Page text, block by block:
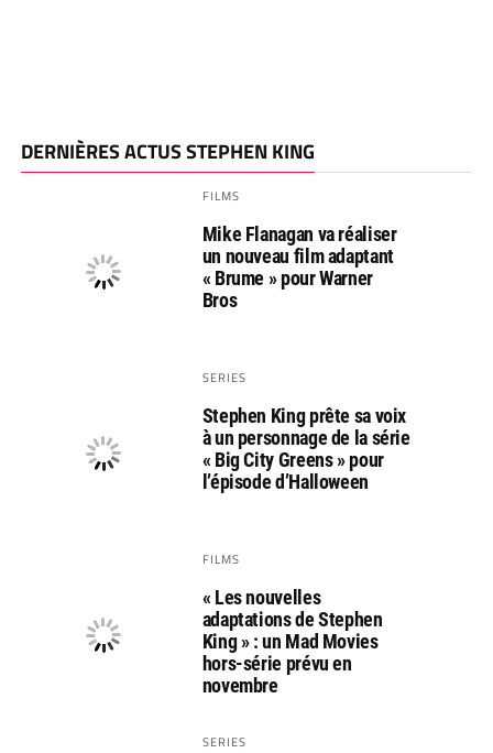
DERNIÈRES ACTUS STEPHEN KING
FILMS
Mike Flanagan va réaliser
un nouveau film adaptant
« Brume » pour Warner
Bros
SERIES
Stephen King prête sa voix
à un personnage de la série
« Big City Greens » pour
l’épisode d’Halloween
FILMS
« Les nouvelles
adaptations de Stephen
King » : un Mad Movies
hors-série prévu en
novembre
SERIES